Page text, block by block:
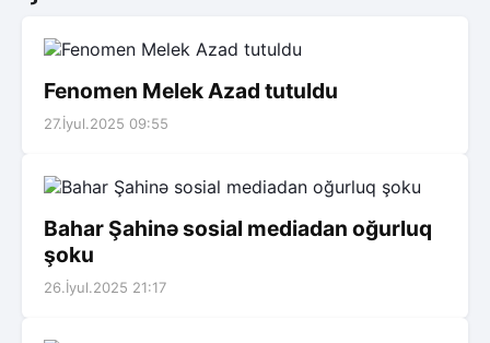
Fenomen Melek Azad tutuldu
27.İyul.2025 09:55
Bahar Şahinə sosial mediadan oğurluq
şoku
26.İyul.2025 21:17